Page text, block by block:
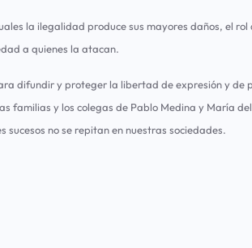
la ilegalidad produce sus mayores daños, el
a quienes la atacan.
difundir y proteger la libertad de expresión y de
familias y los colegas de Pablo Medina y María
no se repitan en nuestras sociedades.